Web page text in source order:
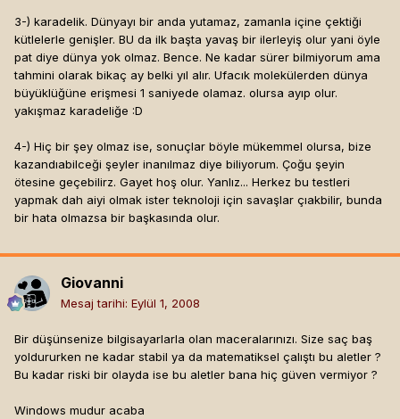
3-) karadelik. Dünyayı bir anda yutamaz, zamanla içine çektiği
kütlelerle genişler. BU da ilk başta yavaş bir ilerleyiş olur yani öyle
pat diye dünya yok olmaz. Bence. Ne kadar sürer bilmiyorum ama
tahmini olarak bikaç ay belki yıl alır. Ufacık molekülerden dünya
büyüklüğüne erişmesi 1 saniyede olamaz. olursa ayıp olur.
yakışmaz karadeliğe :D
4-) Hiç bir şey olmaz ise, sonuçlar böyle mükemmel olursa, bize
kazandıabilceği şeyler inanılmaz diye biliyorum. Çoğu şeyin
ötesine geçebilirz. Gayet hoş olur. Yanlız... Herkez bu testleri
yapmak dah aiyi olmak ister teknoloji için savaşlar çıakbilir, bunda
bir hata olmazsa bir başkasında olur.
Giovanni
Mesaj tarihi: Eylül 1, 2008
Bir düşünsenize bilgisayarlarla olan maceralarınızı. Size saç baş
yoldururken ne kadar stabil ya da matematiksel çalıştı bu aletler ?
Bu kadar riski bir olayda ise bu aletler bana hiç güven vermiyor ?
Windows mudur acaba